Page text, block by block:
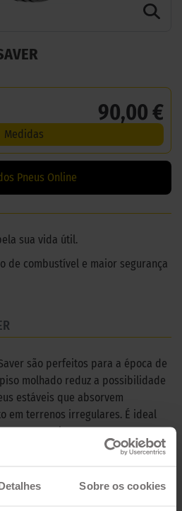
Sobre os cookies
90,00 €
Medidas
Pneus Online
sua vida útil.
de combustível e maior segurança
são perfeitos para a época de
molhado reduz a possibilidade
estáveis que absorvem
em terrenos irregulares. É ideal
MPVs e saloons que requerem um
durabilidade e a melhor economia